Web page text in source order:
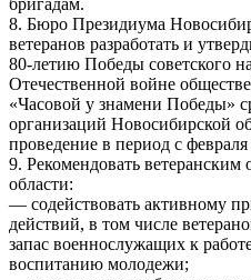
8. Бюро Президиума
ветеранов разработать и
80-летию Победы советского
Отечественной войне
«Часовой у знамени Победы»
организаций Новосибирской
проведение в период с
9. Рекомендовать
области:
— содействовать активному
действий, в том числе
запас военнослужащих к
воспитанию молодежи;